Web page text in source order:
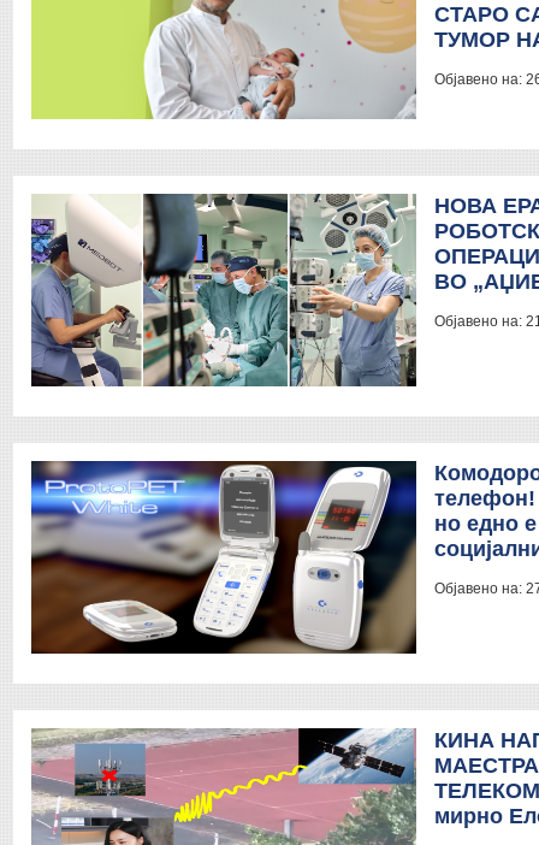
СТАРО
ТУМОР
Објавено на:
НОВА
ВО
Објавено на:
телефон!
но едно
Објавено на:
КИНА
мирно